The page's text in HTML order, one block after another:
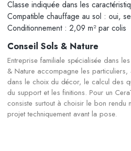
Classe indiquée dans les
Compatible chauffage au sol : oui,
Conditionnement : 2,09 m² par colis
Conseil Sols & Nature
Entreprise familiale spécialisée dans
& Nature accompagne les particuliers,
dans le choix du décor, le calcul des
du support et les finitions. Pour un
consiste surtout à choisir le bon rendu
projet techniquement avant la pose.